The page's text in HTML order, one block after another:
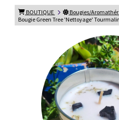
BOUTIQUE
Bougies/
Bougie Green Tree 'Nettoyage'